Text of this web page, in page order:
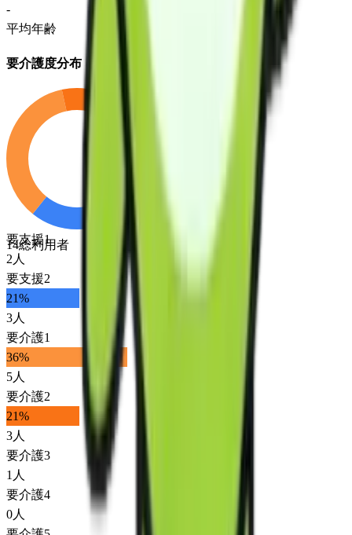
-
平均年齢
要介護度分布
14総利用者
要支援1
2 人
要支援2
21%
3人
要介護1
36%
5人
要介護2
21%
3人
要介護3
1 人
要介護4
0人